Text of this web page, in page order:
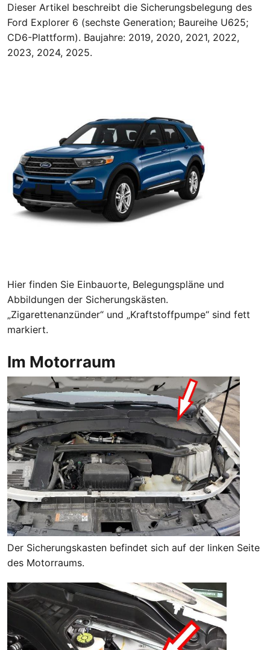
Dieser Artikel beschreibt die Sicherungsbelegung des
Ford Explorer 6 (sechste Generation; Baureihe U625;
CD6-Plattform). Baujahre: 2019, 2020, 2021, 2022,
2023, 2024, 2025.
Hier finden Sie Einbauorte, Belegungspläne und
Abbildungen der Sicherungskästen.
„Zigarettenanzünder“ und „Kraftstoffpumpe“ sind fett
markiert.
Im Motorraum
Der Sicherungskasten befindet sich auf der linken Seite
des Motorraums.